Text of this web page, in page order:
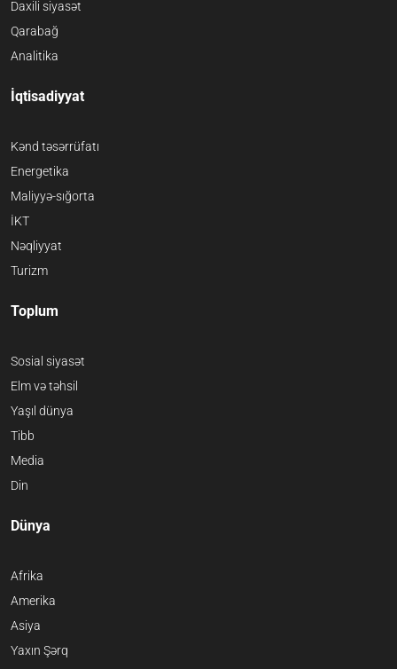
Daxili siyasət
Qarabağ
Analitika
İqtisadiyyat
Kənd təsərrüfatı
Energetika
Maliyyə-sığorta
İKT
Nəqliyyat
Turizm
Toplum
Sosial siyasət
Elm və təhsil
Yaşıl dünya
Tibb
Media
Din
Dünya
Afrika
Amerika
Asiya
Yaxın Şərq